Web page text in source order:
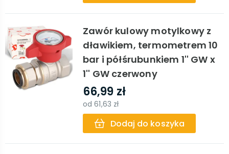
Zawór kulowy motylkowy z
dławikiem, termometrem 10
bar i półśrubunkiem 1'' GW x
1'' GW czerwony
66,99 zł
od61,63 zł
Dodaj do koszyka